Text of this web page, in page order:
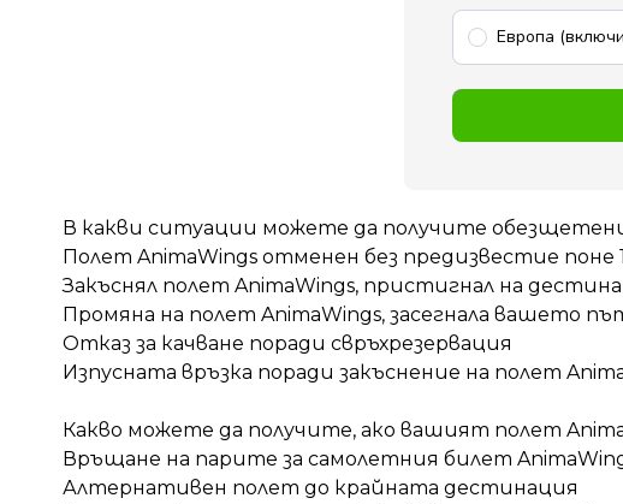
Европа
В какви ситуации можете да получите
Полет AnimaWings отменен без предизвестие поне
Закъснял полет AnimaWings, пристигнал на
Промяна на полет AnimaWings, засегнала вашето
Отказ за качване поради свръхрезервация
Изпусната връзка поради закъснение на полет
Какво можете да получите, ако вашият полет
Връщане на парите за самолетния билет
Алтернативен полет до крайната дестинация